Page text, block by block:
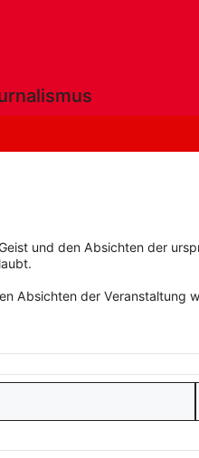
und den Absichten der
Absichten der